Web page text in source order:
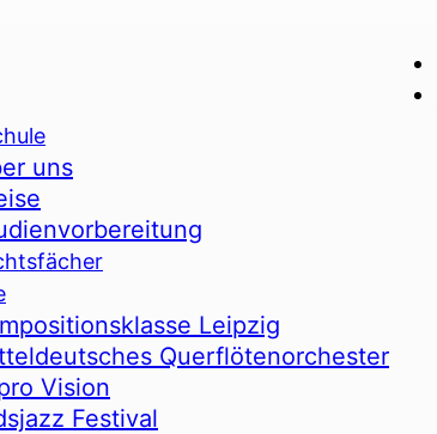
uns
Leipzig
Querflötenorchester
Vision
Festival